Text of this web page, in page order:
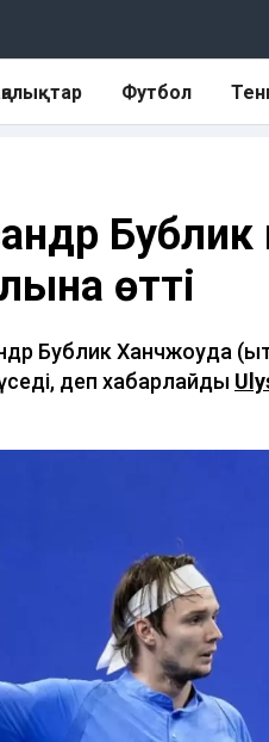
Футбол
Бублик
өтті
Бублик Ханчжоуда
деп хабарлайды